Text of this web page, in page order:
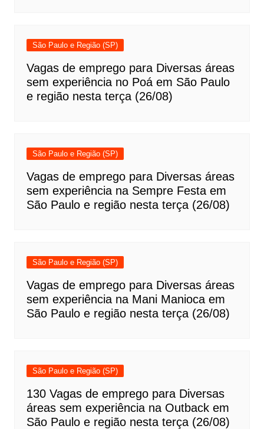
São Paulo e Região (SP)
Vagas de emprego para Diversas áreas
sem experiência no Poá em São Paulo
e região nesta terça (26/08)
São Paulo e Região (SP)
Vagas de emprego para Diversas áreas
sem experiência na Sempre Festa em
São Paulo e região nesta terça (26/08)
São Paulo e Região (SP)
Vagas de emprego para Diversas áreas
sem experiência na Mani Manioca em
São Paulo e região nesta terça (26/08)
São Paulo e Região (SP)
130 Vagas de emprego para Diversas
áreas sem experiência na Outback em
São Paulo e região nesta terça (26/08)